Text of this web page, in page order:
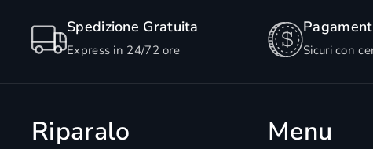
Spedizione Gratuita
Express in 24/72 ore Sicuri con
Riparalo Menu